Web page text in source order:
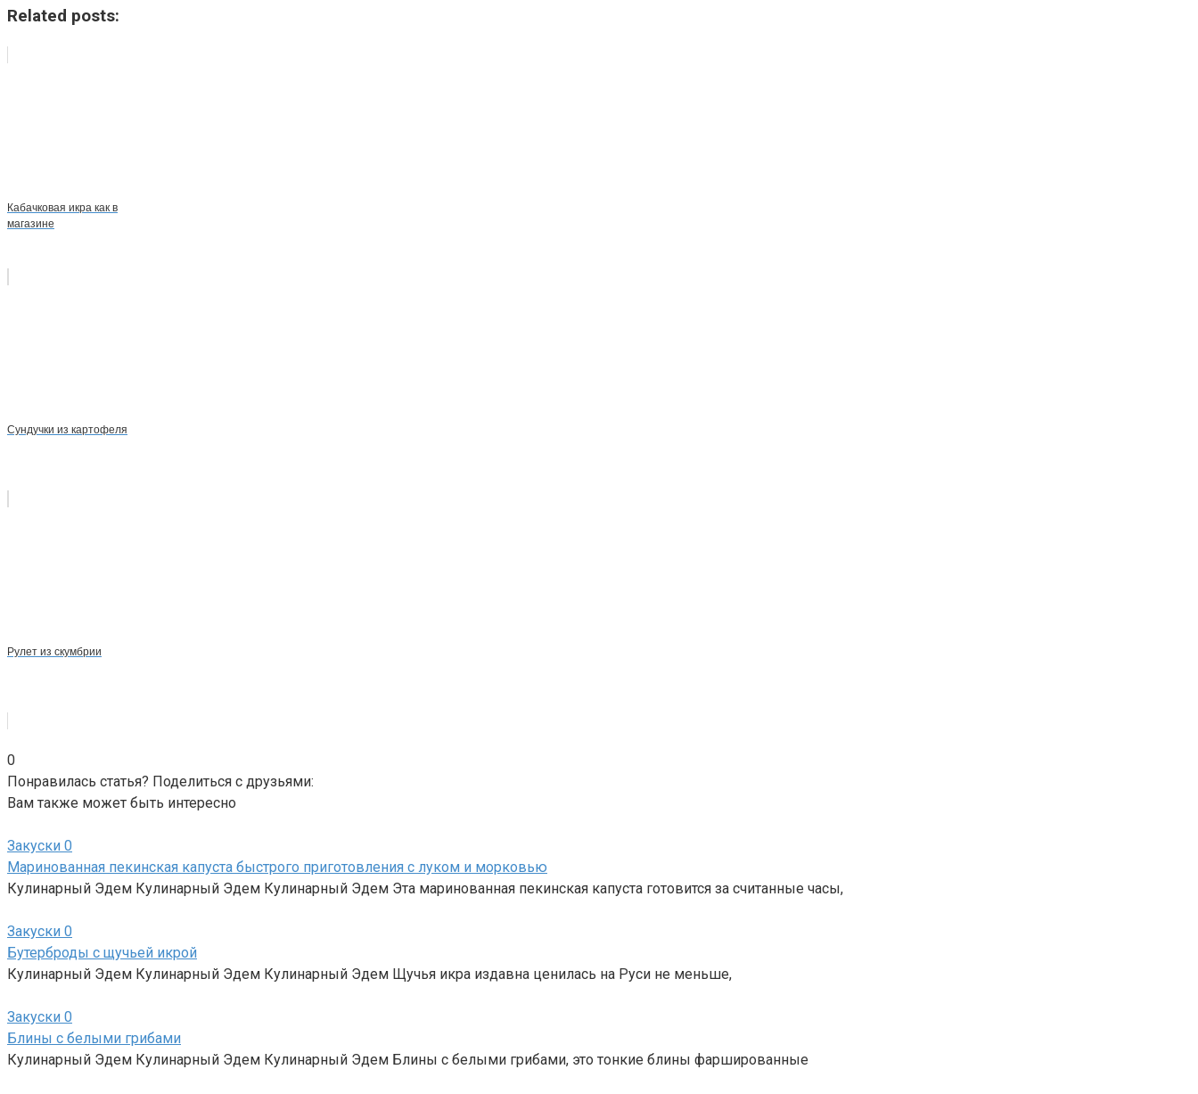
Related posts:
Кабачковая икра как в
магазине
Сундучки из картофеля
Рулет из скумбрии
0
Понравилась статья? Поделиться с друзьями:
Вам также может быть интересно
Закуски 0
Маринованная пекинская капуста быстрого приготовления с луком и морковью
Кулинарный Эдем Кулинарный Эдем Кулинарный Эдем Эта маринованная пекинская капуста готовится за считанные часы,
Закуски 0
Бутерброды с щучьей икрой
Кулинарный Эдем Кулинарный Эдем Кулинарный Эдем Щучья икра издавна ценилась на Руси не меньше,
Закуски 0
Блины с белыми грибами
Кулинарный Эдем Кулинарный Эдем Кулинарный Эдем Блины с белыми грибами, это тонкие блины фаршированные